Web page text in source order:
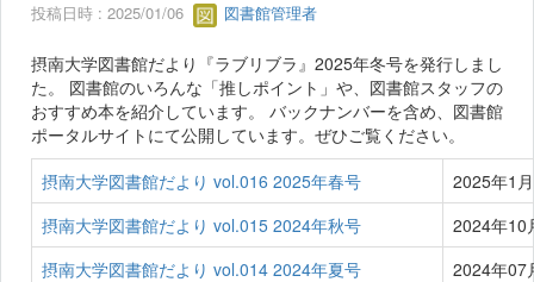
投稿日時 : 2025/01/06 図書館管理者
摂南大学図書館だより『ラブリブラ』2025年冬号を発行しまし
た。 図書館のいろんな「推しポイント」や、図書館スタッフの
おすすめ本を紹介しています。 バックナンバーを含め、図書館
ポータルサイトにて公開しています。ぜひご覧ください。
摂南大学図書館だより vol.016 2025年春号
2025年1
摂南大学図書館だより vol.015 2024年秋号
2024年10
摂南大学図書館だより vol.014 2024年夏号
2024年07